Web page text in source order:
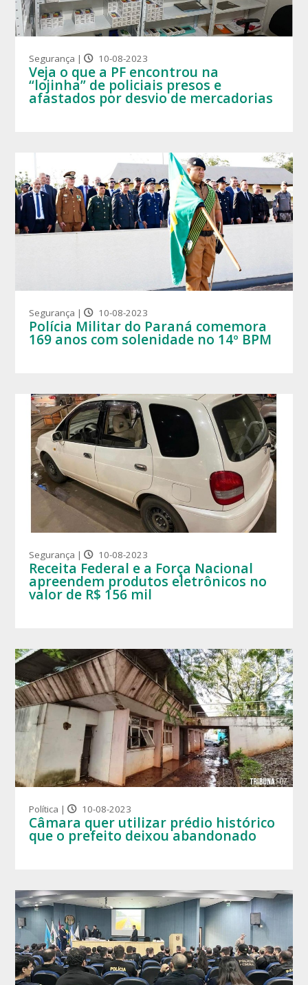
Segurança | 10-08-2023
Veja o que a PF encontrou na
“lojinha” de policiais presos e
afastados por desvio de mercadorias
Segurança | 10-08-2023
Polícia Militar do Paraná comemora
169 anos com solenidade no 14º BPM
Segurança | 10-08-2023
Receita Federal e a Força Nacional
apreendem produtos eletrônicos no
valor de R$ 156 mil
Política | 10-08-2023
Câmara quer utilizar prédio histórico
que o prefeito deixou abandonado